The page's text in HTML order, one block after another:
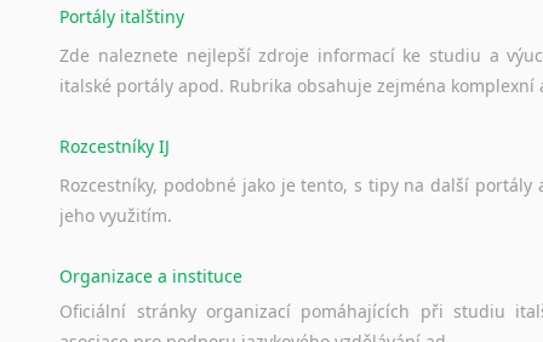
Portály italštiny
Zde naleznete nejlepší zdroje informací ke studiu a
italské portály apod. Rubrika obsahuje zejména komplexní
Rozcestníky IJ
Rozcestníky, podobné jako je tento, s tipy na další portály
jeho využitím.
Organizace a instituce
Oficiální stránky organizací pomáhajících při studiu